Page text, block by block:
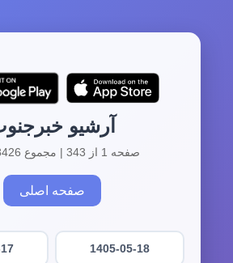
آرشیو
صفحه 1 از 343 | مجموع 3426 آرشیو
صفحه اصلی
1405-05-18